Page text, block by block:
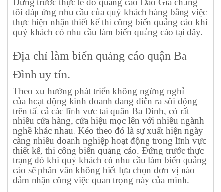
Đứng trước thực tế đó quảng cáo Đào Gia chúng
tôi đáp ứng nhu cầu của quý khách hàng bằng việc
thực hiện nhận thiết kế thi công biển quảng cáo khi
quý khách có nhu cầu làm biển quảng cáo tại đây.
Địa chỉ làm biển quảng cáo quận Ba
Đình uy tín.
Theo xu hướng phát triển không ngừng nghỉ
của hoạt động kinh doanh đang diễn ra sôi động
trên tất cả các lĩnh vực tại quận Ba Đình, có rất
nhiều cửa hàng, cửa hiệu mọc lên với nhiều ngành
nghề khác nhau. Kéo theo đó là sự xuất hiện ngày
càng nhiều doanh nghiệp hoạt động trong lĩnh vực
thiết kế, thi công biển quảng cáo. Đứng trước thực
trạng đó khi quý khách có nhu cầu làm biển quảng
cáo sẽ phân vân không biết lựa chọn đơn vị nào
đảm nhận công việc quan trọng này của mình.